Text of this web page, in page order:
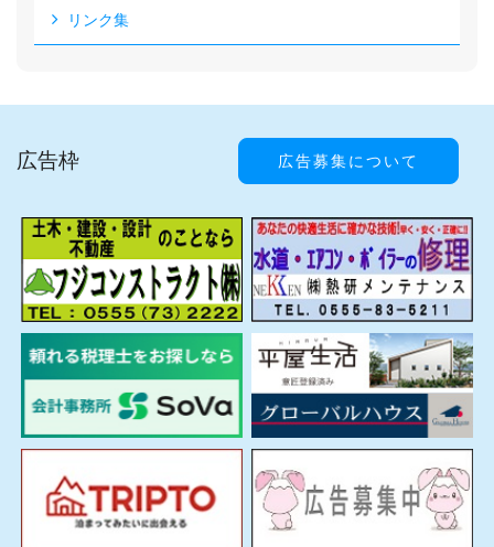
リンク集
広告枠 広告募集について